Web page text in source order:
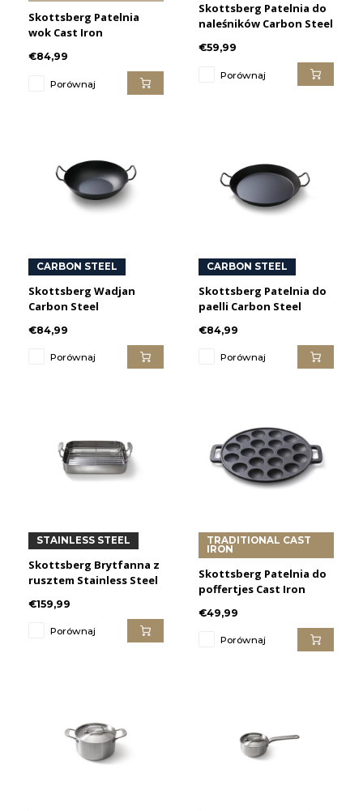
Skottsberg Patelnia
wok Cast Iron
€84,99
Porównaj
Skottsberg Patelnia do
naleśników Carbon Steel
€59,99
Porównaj
CARBON STEEL
Skottsberg Wadjan
Carbon Steel
€84,99
Porównaj
CARBON STEEL
Skottsberg Patelnia do
paelli Carbon Steel
€84,99
Porównaj
STAINLESS STEEL
Skottsberg Brytfanna z
rusztem Stainless Steel
€159,99
Porównaj
TRADITIONAL CAST
IRON
Skottsberg Patelnia do
poffertjes Cast Iron
€49,99
Porównaj